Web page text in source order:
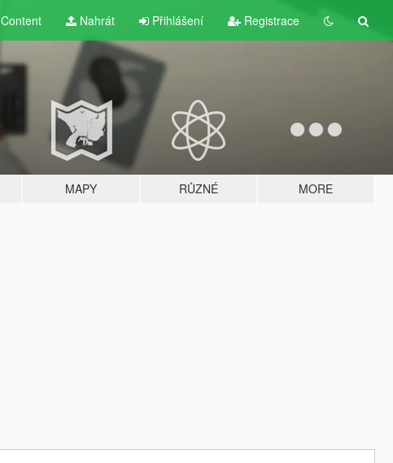
Content Nahrát Přihlášení Registrace
MAPY RŮZNÉ MORE